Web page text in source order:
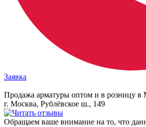
Заявка
Продажа арматуры оптом и в розницу в
г. Москва, Рублёвское ш., 149
Обращаем ваше внимание на то, что